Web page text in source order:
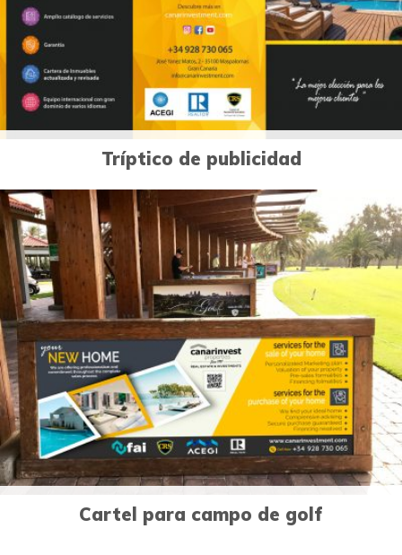
Diseño publicitario
Tríptico de publicidad
0
Diseño publicitario
Cartel para campo de golf